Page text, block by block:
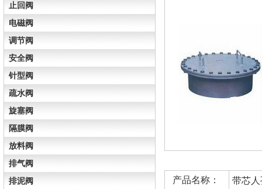
止回阀
电磁阀
调节阀
安全阀
针型阀
疏水阀
旋塞阀
隔膜阀
放料阀
排气阀
排泥阀
产品名称：
带芯人